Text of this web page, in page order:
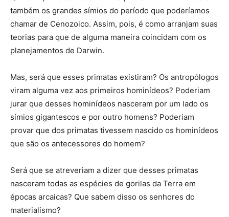
também os grandes símios do período que poderíamos
chamar de Cenozoico. Assim, pois, é como arranjam suas
teorias para que de alguma maneira coincidam com os
planejamentos de Darwin.
Mas, será que esses primatas existiram? Os antropólogos
viram alguma vez aos primeiros hominídeos? Poderiam
jurar que desses hominídeos nasceram por um lado os
símios gigantescos e por outro homens? Poderiam
provar que dos primatas tivessem nascido os hominídeos
que são os antecessores do homem?
Será que se atreveriam a dizer que desses primatas
nasceram todas as espécies de gorilas da Terra em
épocas arcaicas? Que sabem disso os senhores do
materialismo?